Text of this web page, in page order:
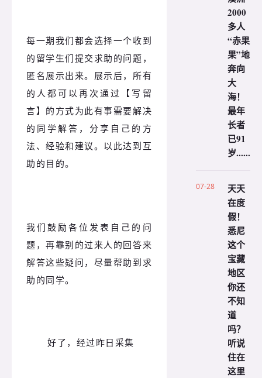
每一期我们都会选择一个收到
的留学生们提交求助的问题，
匿名展示出来。展示后，所有
的人都可以再次通过【写留
言】的方式为此有事需要解决
的同学解答，分享自己的方
法、经验和建议。以此达到互
助的目的。
我们鼓励各位发表自己的问
题，再靠别的过来人的回答来
解答这些疑问，尽量帮助到求
助的同学。
好了，经过昨日采集
2000
多人
“赤果
果”地
奔向
大
海！
最年
长者
已91
岁......
07-28
天天
在度
假！
悉尼
这个
宝藏
地区
你还
不知
道
吗？
听说
住在
这里